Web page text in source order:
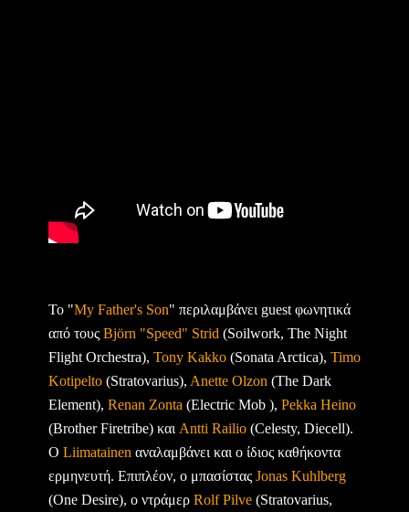
Το "My Father's Son" περιλαμβάνει guest φωνητικά
από τους Björn "Speed" Strid (Soilwork, The Night
Flight Orchestra), Tony Kakko (Sonata Arctica), Timo
Kotipelto (Stratovarius), Anette Olzon (The Dark
Element), Renan Zonta (Electric Mob ), Pekka Heino
(Brother Firetribe) και Antti Railio (Celesty, Diecell).
Ο Liimatainen αναλαμβάνει και ο ίδιος καθήκοντα
ερμηνευτή. Επιπλέον, ο μπασίστας Jonas Kuhlberg
(One Desire), ο ντράμερ Rolf Pilve (Stratovarius,